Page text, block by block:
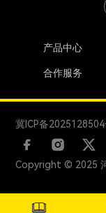
+86
产品中心
合作服务
冀ICP备2025128504
Copyright © 2025